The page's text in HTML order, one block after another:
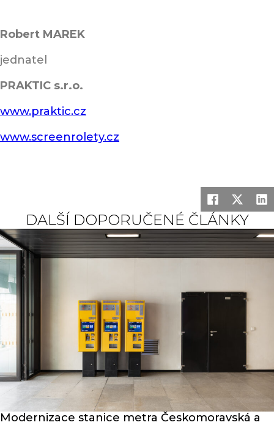
Robert MAREK
jednatel
PRAKTIC s.r.o.
www.praktic.cz
www.screenrolety.cz
DALŠÍ DOPORUČENÉ ČLÁNKY
Modernizace stanice metra Českomoravská a